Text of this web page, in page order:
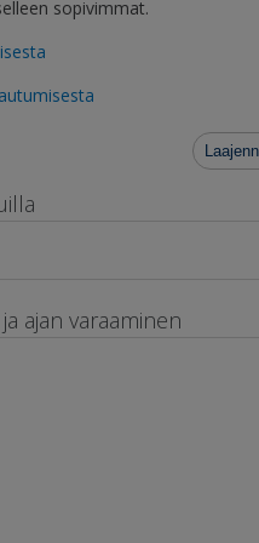
sopivimmat.
ajan varaaminen